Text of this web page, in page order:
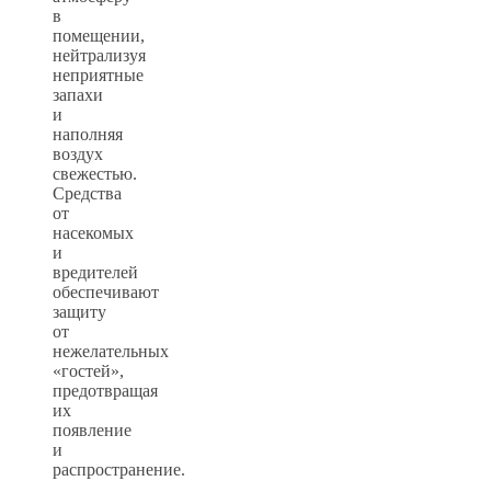
в
помещении,
нейтрализуя
неприятные
запахи
и
наполняя
воздух
свежестью.
Средства
от
насекомых
и
вредителей
обеспечивают
защиту
от
нежелательных
«гостей»,
предотвращая
их
появление
и
распространение.